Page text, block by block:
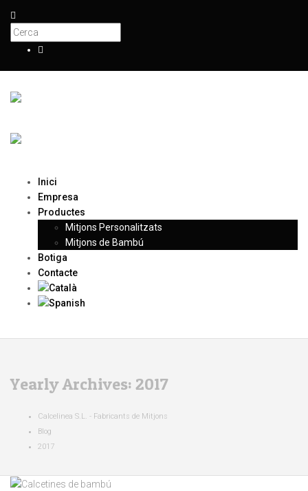
Inici
Empresa
Productes
Mitjons Personalitzats
Mitjons de Bambú
Botiga
Contacte
Yearly Archives: 2017
Calcelinea S.L. - Fabricants de Mitjons
Blog
2017